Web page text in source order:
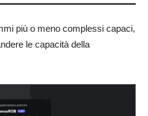
più o meno complessi capaci,
le capacità della